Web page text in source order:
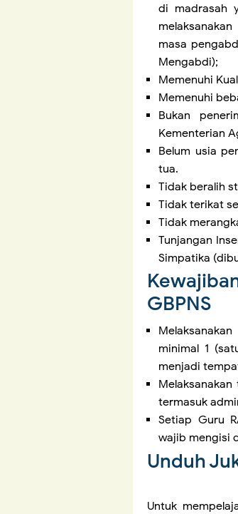
di madrasah
masa
Mengabdi);
Memenuhi
Memenuhi
Bukan
Kementerian
Belum usia
tua.
Tidak beralih
Tidak terikat
Tidak
Tunjangan
Simpatika
GBPNS
minimal 1
menjadi
termasuk
Setiap Guru
wajib mengisi
Unduh
Untuk